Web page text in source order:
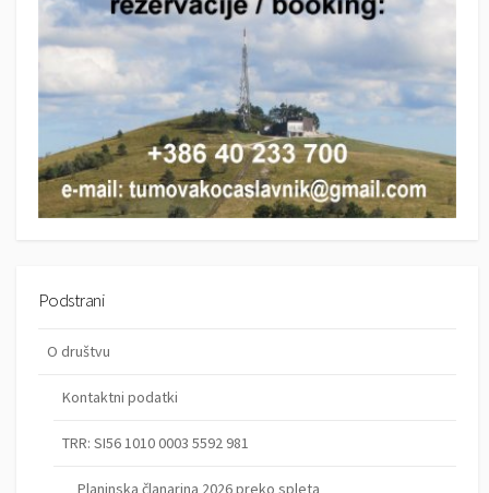
Podstrani
O društvu
Kontaktni podatki
TRR: SI56 1010 0003 5592 981
Planinska članarina 2026 preko spleta